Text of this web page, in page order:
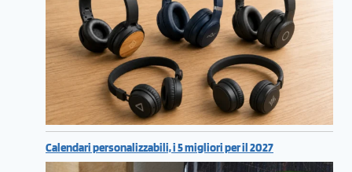
Calendari personalizzabili, i 5 migliori per il 2027